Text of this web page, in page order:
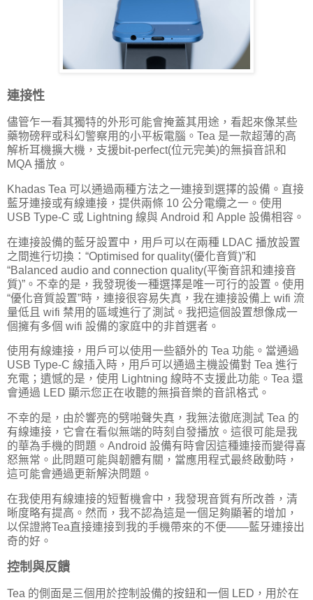
連接性
儘管乍一看其獨特的外形可能會掩蓋其用途，看起來像某些
藥物磅秤或科幻警察用的小平板電腦。Tea 是一款超薄的高
解析耳機擴大機，支援bit-perfect(位元完美)的無損音訊和
MQA 播放。
Khadas Tea 可以通過兩種方法之一連接到選擇的設備。直接
藍牙連接或有線連接，提供兩條 10 公分電纜之一。使用
USB Type-C 或 Lightning 線與 Android 和 Apple 設備相容。
在連接設備的藍牙設置中，用戶可以在兩種 LDAC 播放設置
之間進行切換：“Optimised for quality(優化音質)”和
“Balanced audio and connection quality(平衡音訊和連接音
質)”。不幸的是，我發現後一種選擇是唯一可行的設置。使用
“優化音質設置”時，連接很容易失真，我在連接設備上 wifi 流
量低且 wifi 禁用的區域進行了測試。我把這個設置想像成一
個擁有多個 wifi 設備的家庭中的非首選者。
使用有線連接，用戶可以使用一些額外的 Tea 功能。當通過
USB Type-C 線插入時，用戶可以通過主機設備對 Tea 進行
充電；遺憾的是，使用 Lightning 線時不支援此功能。Tea 還
會通過 LED 顯示您正在收聽的無損音樂的音訊格式。
不幸的是，由於響亮的劈啪聲失真，我無法徹底測試 Tea 的
有線連接，它會在看似無端的時刻自發播放。這很可能是我
的華為手機的問題。Android 設備有時會因這種連接而變得喜
怒無常。此問題可能與韌體有關，當應用程式最終啟動時，
這可能會通過更新解決問題。
在我使用有線連接的短暫機會中，我發現音質有所改善，清
晰度略有提高。然而，我不認為這是一個足夠顯著的增加，
以保證將Tea直接連接到我的手機帶來的不便——藍牙連接出
奇的好。
控制與反饋
Tea 的側面是三個用於控制設備的按鈕和一個 LED，用於在